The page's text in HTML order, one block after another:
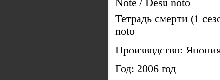
Тетрадь смерти (1
noto
Производство:
Год: 2006 год